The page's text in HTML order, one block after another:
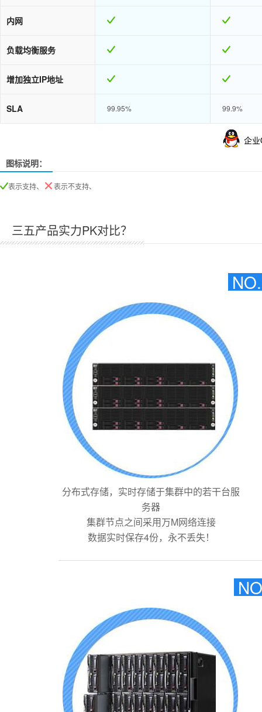
内网
负载均衡服务
增加独立IP地址
SLA 99.95% 99.9%
企
图标说明：
表示支持、 表示不支持、
三五产品实力PK对比？
分布式存储，实时存储于集群中的若干台服
务器
集群节点之间采用万M网络连接
数据实时保存4份，永不丢失！